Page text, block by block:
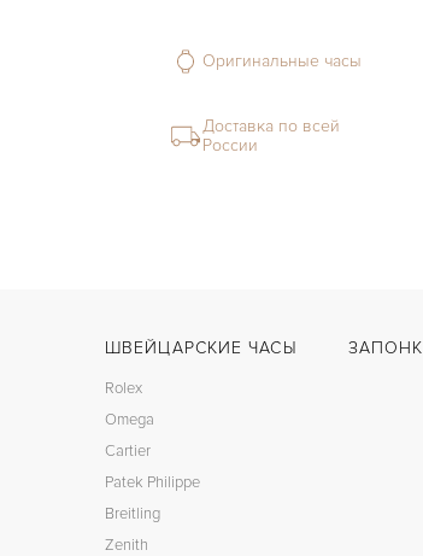
Оригинальные часы
Доставка по всей
России
ШВЕЙЦАРСКИЕ ЧАСЫ
Rolex
Omega
Cartier
Patek Philippe
Breitling
Zenith